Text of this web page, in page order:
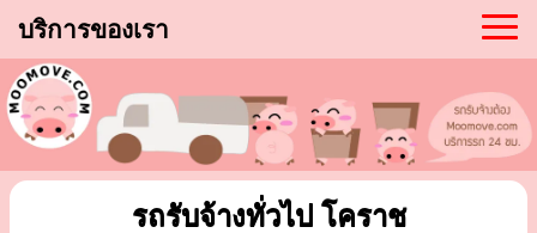
บริการของเรา
รถรับจ้างทั่วไป โคราช